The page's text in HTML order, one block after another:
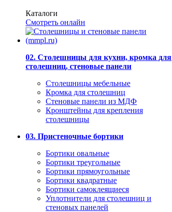
Каталоги
Смотреть онлайн
02. Столешницы для кухни, кромка для
столешниц, стеновые панели
Столешницы мебельные
Кромка для столешниц
Стеновые панели из МДФ
Кронштейны для крепления
столешницы
03. Пристеночные бортики
Бортики овальные
Бортики треугольные
Бортики прямоугольные
Бортики квадратные
Бортики самоклеящиеся
Уплотнители для столешниц и
стеновых панелей